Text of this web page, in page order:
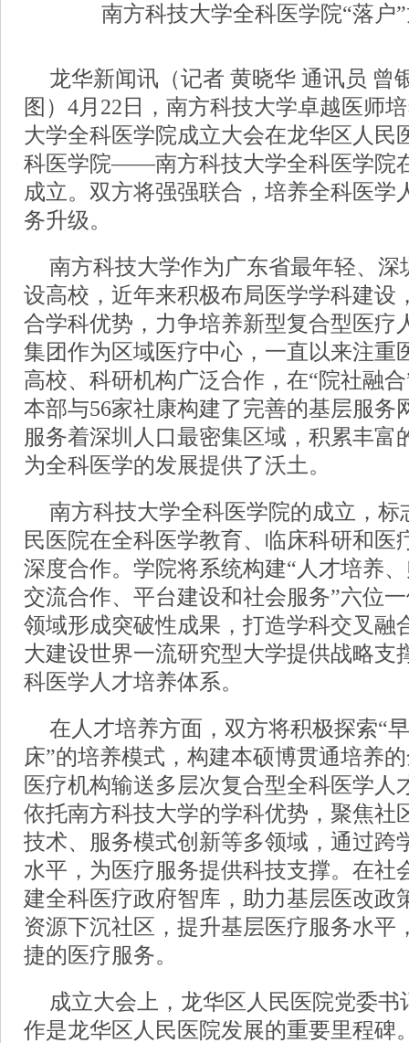
南方科技大学全科医学院“落户
龙华新闻讯（记者 黄晓华 通讯员 曾
图）4月22日，南方科技大学卓越医师
大学全科医学院成立大会在龙华区人民
科医学院——南方科技大学全科医学院
成立。双方将强强联合，培养全科医学
务升级。
南方科技大学作为广东省最年轻、深
设高校，近年来积极布局医学学科建设
合学科优势，力争培养新型复合型医疗
集团作为区域医疗中心，一直以来注重
高校、科研机构广泛合作，在“院社融
本部与56家社康构建了完善的基层服务
服务着深圳人口最密集区域，积累丰富
为全科医学的发展提供了沃土。
南方科技大学全科医学院的成立，
民医院在全科医学教育、临床科研和医
深度合作。学院将系统构建“人才培养
交流合作、平台建设和社会服务”六位
领域形成突破性成果，打造学科交叉融
大建设世界一流研究型大学提供战略支
科医学人才培养体系。
在人才培养方面，双方将积极探索“
床”的培养模式，构建本硕博贯通培养
医疗机构输送多层次复合型全科医学人
依托南方科技大学的学科优势，聚焦社
技术、服务模式创新等多领域，通过跨
水平，为医疗服务提供科技支撑。在社
建全科医疗政府智库，助力基层医改政
资源下沉社区，提升基层医疗服务水平
捷的医疗服务。
成立大会上，龙华区人民医院党委书
作是龙华区人民医院发展的重要里程碑